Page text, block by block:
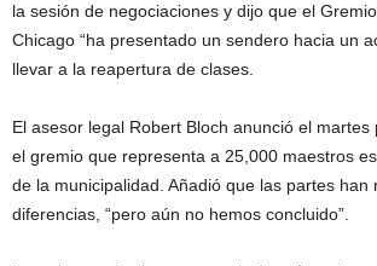
la sesión de negociaciones y dijo que el
Chicago “ha presentado un sendero hacia un
llevar a la reapertura de clases.
El asesor legal Robert Bloch anunció el
el gremio que representa a 25,000 maestros
de la municipalidad. Añadió que las partes han
diferencias, “pero aún no hemos concluido”.